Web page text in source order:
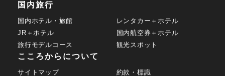
国内旅行
国内ホテル・旅館
レンタカー＋ホテル
JR＋ホテル
国内航空券＋ホテル
旅行モデルコース
観光スポット
こころからについて
サイトマップ 約款・標識